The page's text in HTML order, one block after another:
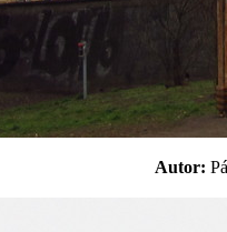
Autor: